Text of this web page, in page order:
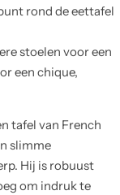
rond de eettafel
stoelen voor een
een chique,
tafel van French
slimme
Hij is robuust
om indruk te